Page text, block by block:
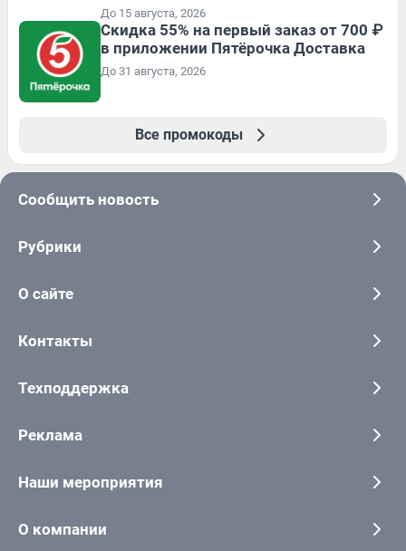
До 15 августа, 2026
Скидка 55% на первый заказ от 700 ₽
в приложении Пятёрочка Доставка
До 31 августа, 2026
Все промокоды
Сообщить новость
Рубрики
О сайте
Контакты
Техподдержка
Реклама
Наши мероприятия
О компании